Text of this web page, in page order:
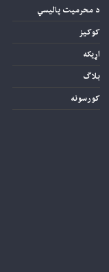
د محرمیت پاليسي
کوکيز
اړیکه
بلاګ
کورسونه